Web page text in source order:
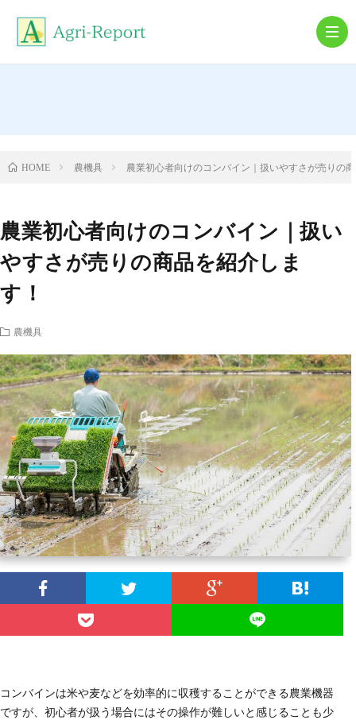
農
ラ
ム
HOME 農機具 農業初心者向けのコンバイン｜扱いやすさが売りの
農業初心者向けのコンバイン｜扱い
やすさが売りの商品を紹介しま
す！
農機具
コンバインは米や麦などを効率的に収穫することができる農業機器
ですが、初心者が扱う場合にはその操作が難しいと感じることも少